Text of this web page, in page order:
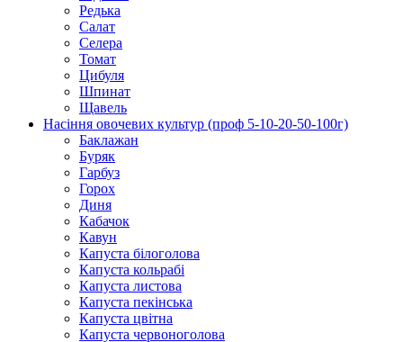
Редька
Салат
Селера
Томат
Цибуля
Шпинат
Щавель
Насіння овочевих культур (проф 5-10-20-50-100г)
Баклажан
Буряк
Гарбуз
Горох
Диня
Кабачок
Кавун
Капуста білоголова
Капуста кольрабі
Капуста листова
Капуста пекінська
Капуста цвітна
Капуста червоноголова